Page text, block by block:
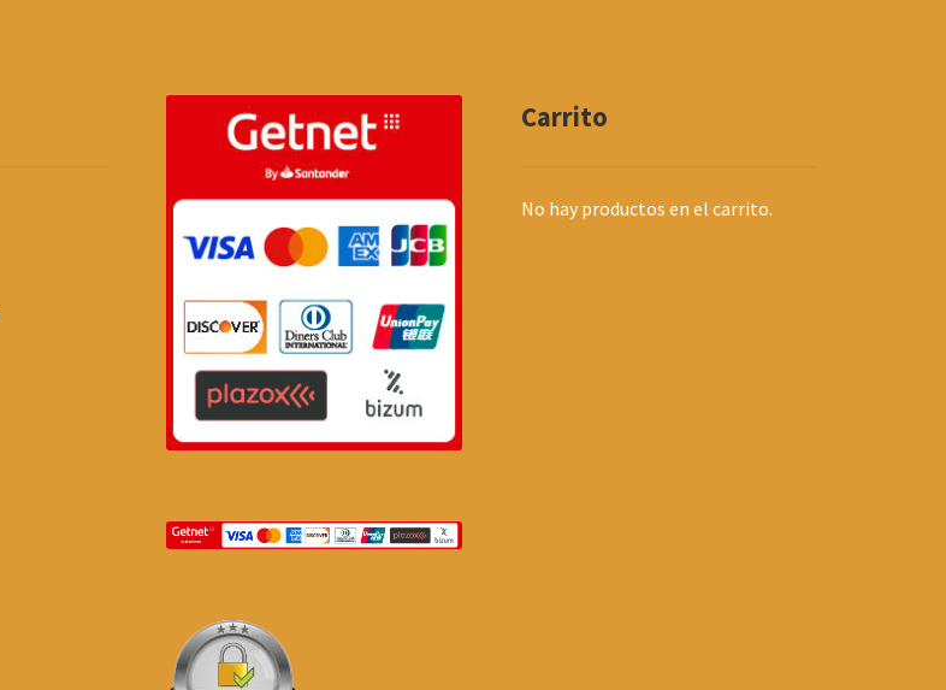
Carrito
No hay productos en el carrito.